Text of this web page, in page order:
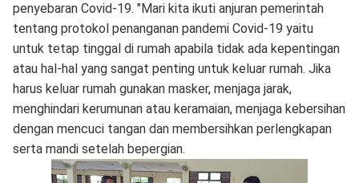
penyebaran Covid-19. "Mari kita ikuti anjuran pemerintah
tentang protokol penanganan pandemi Covid-19 yaitu
untuk tetap tinggal di rumah apabila tidak ada kepentingan
atau hal-hal yang sangat penting untuk keluar rumah. Jika
harus keluar rumah gunakan masker, menjaga jarak,
menghindari kerumunan atau keramaian, menjaga kebersihan
dengan mencuci tangan dan membersihkan perlengkapan
serta mandi setelah bepergian.